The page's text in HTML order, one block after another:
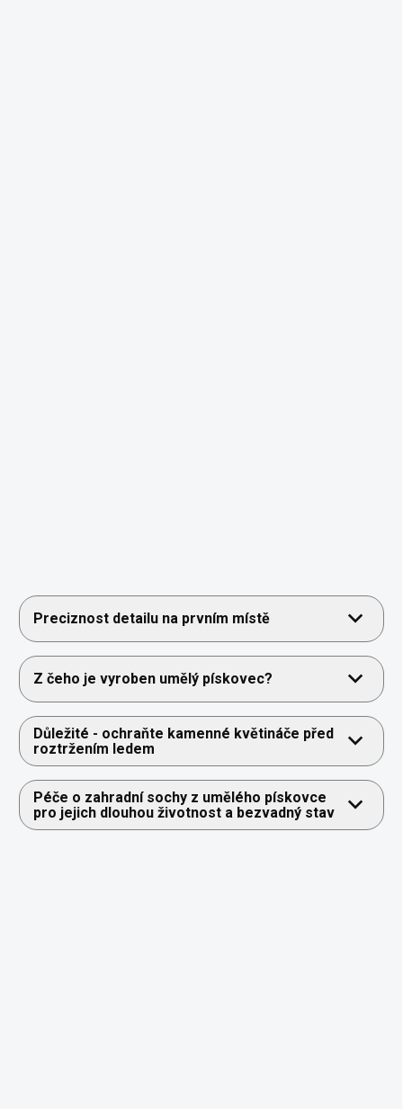
Preciznost detailu na prvním místě
Z čeho je vyroben umělý pískovec?
Důležité - ochraňte kamenné květináče před
roztržením ledem
Péče o zahradní sochy z umělého pískovce
pro jejich dlouhou životnost a bezvadný stav